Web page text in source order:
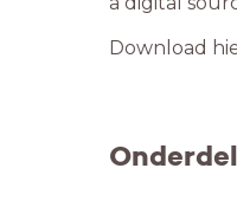
Download